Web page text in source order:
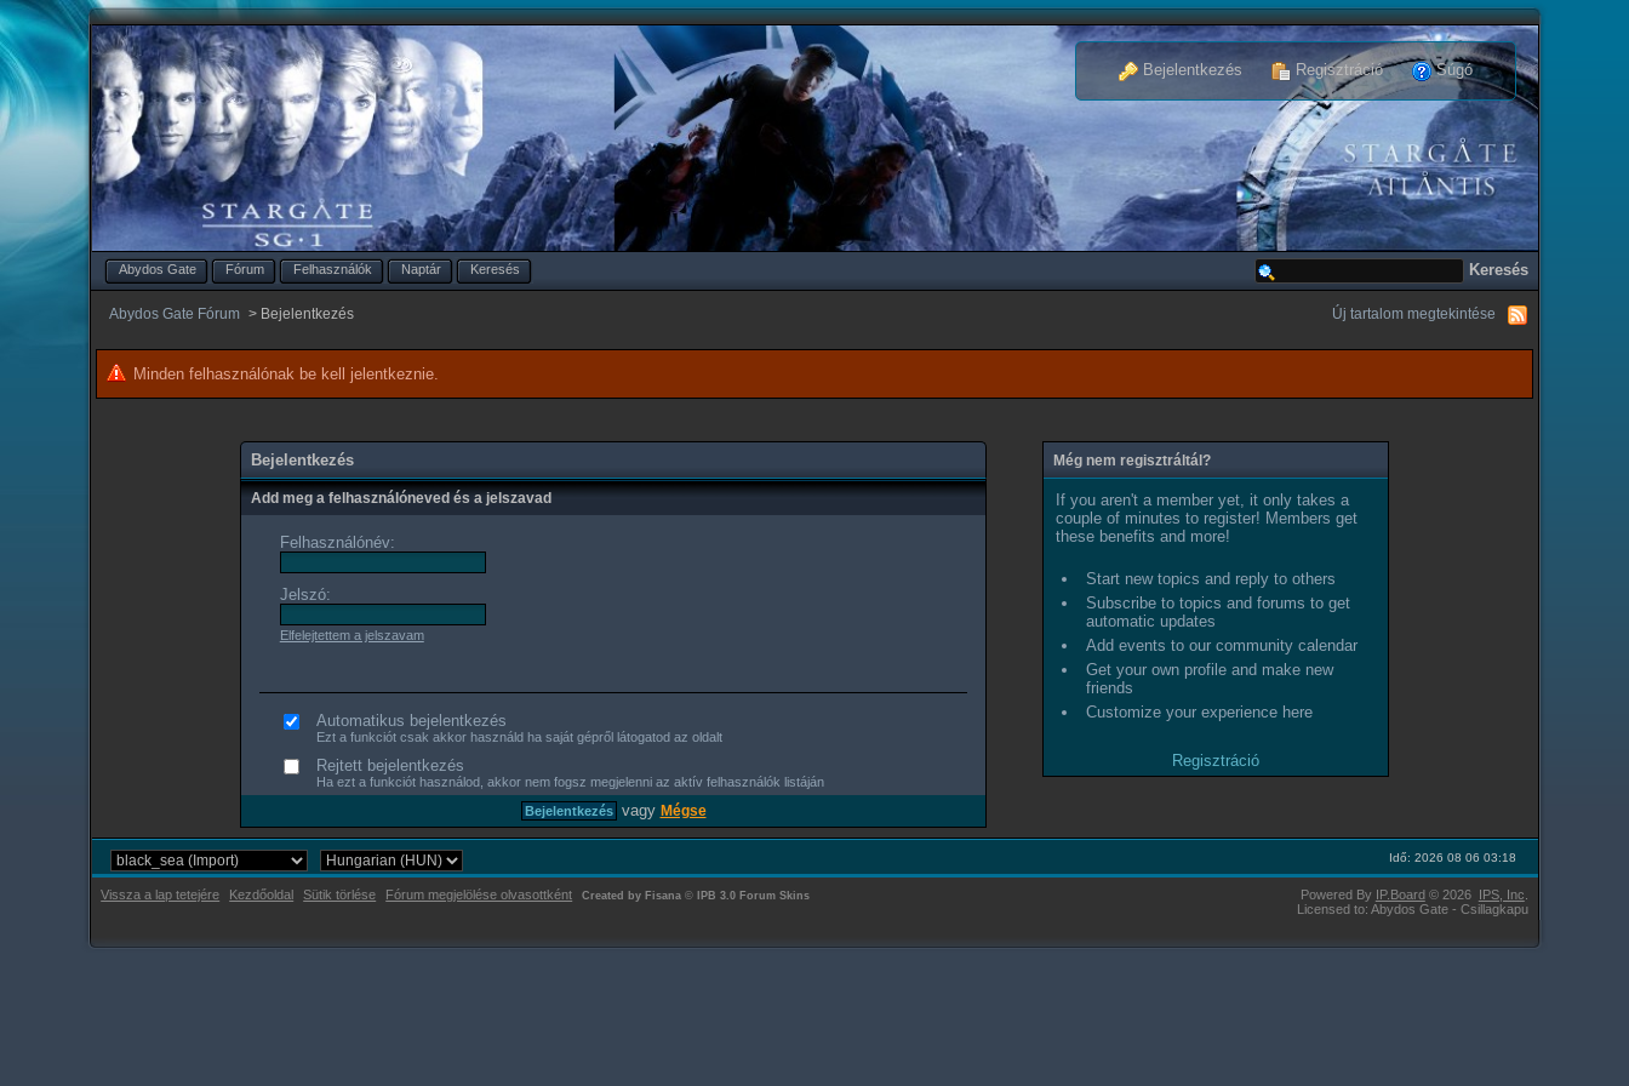
Bejelentkezés Regisztráció Súgó
Abydos Gate Fórum Felhasználók Naptár Keresés
Abydos Gate Fórum > Bejelentkezés Új tartalom megtekintése
Minden felhasználónak be kell jelentkeznie.
Bejelentkezés
Add meg a felhasználóneved és a jelszavad
Felhasználónév:
Jelszó:
Elfelejtettem a jelszavam
Automatikus bejelentkezés
Ezt a funkciót csak akkor használd ha saját gépről látogatod az oldalt
Rejtett bejelentkezés
Ha ezt a funkciót használod, akkor nem fogsz megjelenni az aktív felhasználók listáján
vagy Mégse
Még nem regisztráltál?
If you aren't a member yet, it only takes a
couple of minutes to register! Members get
these benefits and more!
Start new topics and reply to others
Subscribe to topics and forums to get
automatic updates
Add events to our community calendar
Get your own profile and make new
friends
Customize your experience here
Regisztráció
Idő: 2026 08 06 03:18
Vissza a lap tetejére Kezdőoldal Sütik törlése Fórum megjelölése olvasottként Powered By IP.Board © 2026 IPS, Inc.
Licensed to: Abydos Gate - Csillagkapu
Created by Fisana © IPB 3.0 Forum Skins